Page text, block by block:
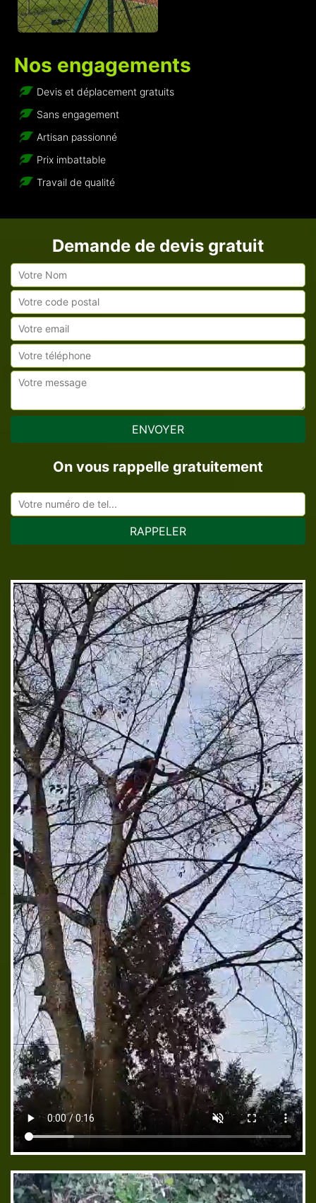
Nos engagements
Devis et déplacement gratuits
Sans engagement
Artisan passionné
Prix imbattable
Travail de qualité
Demande de devis gratuit
On vous rappelle gratuitement